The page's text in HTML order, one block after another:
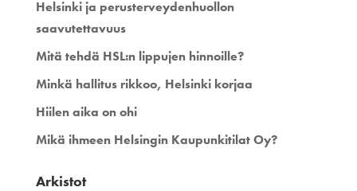
Helsinki ja perusterveydenhuollon
saavutettavuus
Mitä tehdä HSL:n lippujen hinnoille?
Minkä hallitus rikkoo, Helsinki korjaa
Hiilen aika on ohi
Mikä ihmeen Helsingin Kaupunkitilat Oy?
Arkistot